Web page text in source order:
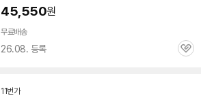
45,550원
무료배송
26.08. 등록
관
11번가